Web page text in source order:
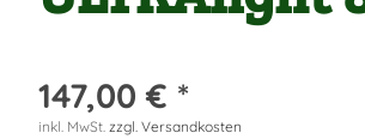
147,00 € *
inkl. MwSt. zzgl. Versandkosten